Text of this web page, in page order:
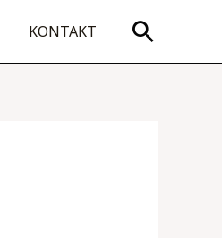
KONTAKT Søg